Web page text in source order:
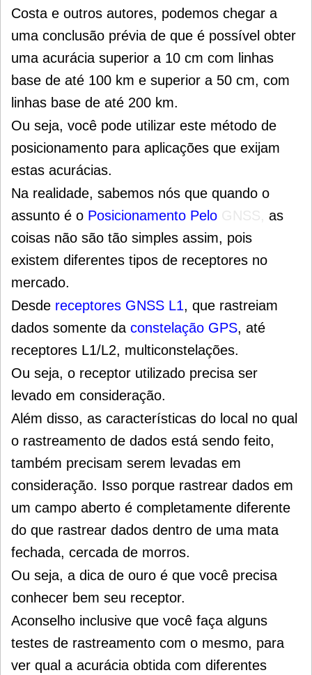
Costa e outros autores, podemos chegar a
uma conclusão prévia de que é possível obter
uma acurácia superior a 10 cm com linhas
base de até 100 km e superior a 50 cm, com
linhas base de até 200 km.
Ou seja, você pode utilizar este método de
posicionamento para aplicações que exijam
estas acurácias.
Na realidade, sabemos nós que quando o
assunto é o Posicionamento Pelo
as
coisas não são tão simples assim, pois
existem diferentes tipos de receptores no
mercado.
Desde receptores GNSS L1, que rastreiam
dados somente da constelação GPS, até
receptores L1/L2, multiconstelações.
Ou seja, o receptor utilizado precisa ser
levado em consideração.
Além disso, as características do local no qual
o rastreamento de dados está sendo feito,
também precisam serem levadas em
consideração. Isso porque rastrear dados em
um campo aberto é completamente diferente
do que rastrear dados dentro de uma mata
fechada, cercada de morros.
Ou seja, a dica de ouro é que você precisa
conhecer bem seu receptor.
Aconselho inclusive que você faça alguns
testes de rastreamento com o mesmo, para
ver qual a acurácia obtida com diferentes